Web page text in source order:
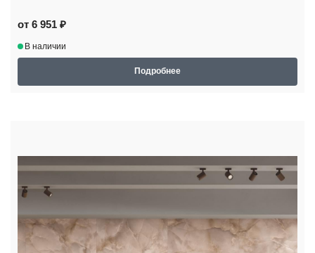
от 6 951 ₽
В наличии
Подробнее